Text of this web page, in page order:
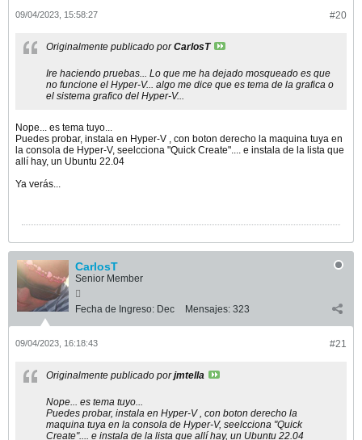
#20
09/04/2023, 15:58:27
Originalmente publicado porCarlosT
Ire haciendo pruebas... Lo que me ha dejado mosqueado es que
no funcione el Hyper-V... algo me dice que es tema de la grafica o
el sistema grafico del Hyper-V...
Nope... es tema tuyo...
Puedes probar, instala en Hyper-V , con boton derecho la maquina tuya en
la consola de Hyper-V, seelcciona "Quick Create".... e instala de la lista que
allí hay, un Ubuntu 22.04
Ya verás...
CarlosT
Senior Member
Fecha de Ingreso: Dec Mensajes: 323
#21
09/04/2023, 16:18:43
Originalmente publicado porjmtella
Nope... es tema tuyo...
Puedes probar, instala en Hyper-V , con boton derecho la
maquina tuya en la consola de Hyper-V, seelcciona "Quick
Create".... e instala de la lista que allí hay, un Ubuntu 22.04